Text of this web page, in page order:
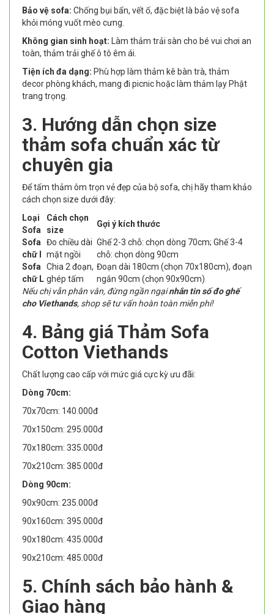
Bảo vệ sofa: Chống bụi bẩn, vết ố, đặc biệt là bảo vệ sofa
khỏi móng vuốt mèo cưng.
Không gian sinh hoạt: Làm thảm trải sàn cho bé vui chơi an
toàn, thảm trải ghế ô tô êm ái.
Tiện ích đa dạng: Phù hợp làm thảm kê bàn trà, thảm
decor phòng khách, mang đi picnic hoặc làm thảm lạy Phật
trang trọng.
3. Hướng dẫn chọn size
thảm sofa chuẩn xác từ
chuyên gia
Để tấm thảm ôm trọn vẻ đẹp của bộ sofa, chị hãy tham khảo
cách chọn size dưới đây:
Loại
Sofa
Cách chọn
size
Gợi ý kích thước
Sofa
chữ I
Đo chiều dài
mặt ngồi
Ghế 2-3 chỗ: chọn dòng 70cm; Ghế 3-4
chỗ: chọn dòng 90cm
Sofa
chữ L
Chia 2 đoạn,
ghép tấm
Đoạn dài 180cm (chọn 70x180cm), đoạn
ngắn 90cm (chọn 90x90cm)
Nếu chị vẫn phân vân, đừng ngần ngạinhắn tin số đo ghế
cho Viethands, shop sẽ tư vấn hoàn toàn miễn phí!
4. Bảng giá Thảm Sofa
Cotton Viethands
Chất lượng cao cấp với mức giá cực kỳ ưu đãi:
Dòng 70cm:
70x70cm: 140.000đ
70x150cm: 295.000đ
70x180cm: 335.000đ
70x210cm: 385.000đ
Dòng 90cm:
90x90cm: 235.000đ
90x160cm: 395.000đ
90x180cm: 435.000đ
90x210cm: 485.000đ
5. Chính sách bảo hành &
Giao hàng